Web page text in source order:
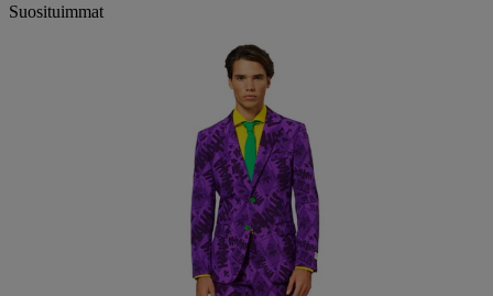
Suosituimmat